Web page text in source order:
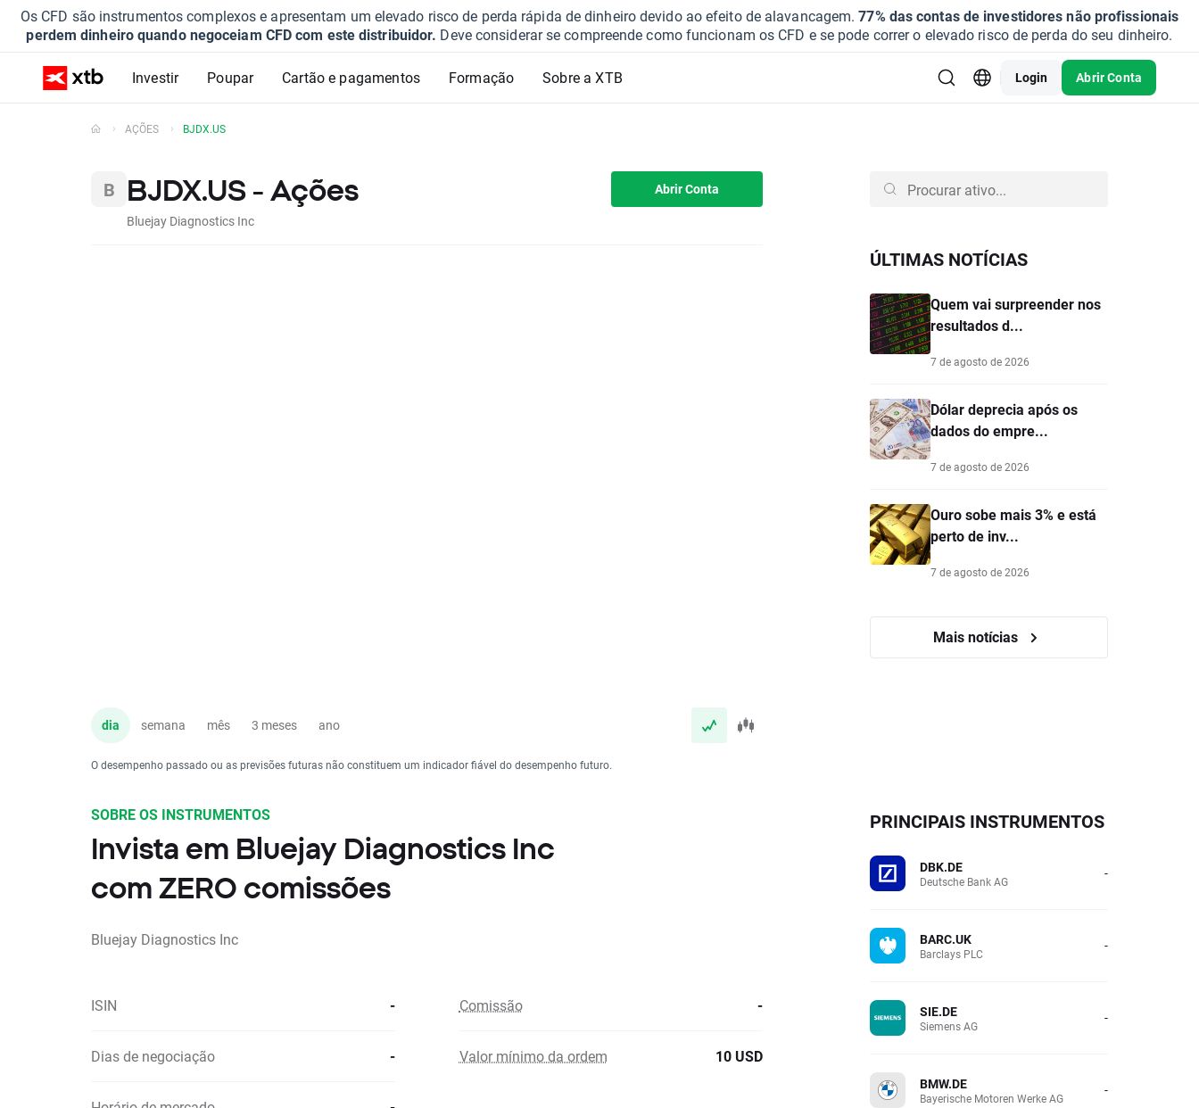
Os CFD são instrumentos complexos e apresentam um elevado risco de perda rápida de dinheiro devido ao efeito de alavancagem.77% das contas de investidores não profissionais
perdem dinheiro quando negoceiam CFD com este distribuidor. Deve considerar se compreende como funcionam os CFD e se pode correr o elevado risco de perda do seu dinheiro.
Investir Poupar Cartão e pagamentos Formação Sobre a XTB Login Abrir Conta
AÇÕES BJDX.US
BJDX.US - Ações
Bluejay Diagnostics Inc
Abrir Conta
dia semana mês 3 meses ano
O desempenho passado ou as previsões futuras não constituem um indicador fiável do desempenho futuro.
ÚLTIMAS NOTÍCIAS
Quem vai surpreender nos
resultados d...
7 de agosto de 2026
Dólar deprecia após os
dados do empre...
7 de agosto de 2026
Ouro sobe mais 3% e está
perto de inv...
7 de agosto de 2026
Mais notícias
SOBRE OS INSTRUMENTOS
Invista em Bluejay Diagnostics Inc
com ZERO comissões
Bluejay Diagnostics Inc
ISIN - Comissão -
Dias de negociação - Valor mínimo da ordem 10 USD
PRINCIPAIS INSTRUMENTOS
DBK.DE
Deutsche Bank AG -
BARC.UK
Barclays PLC -
SIE.DE
Siemens AG -
BMW.DE
Bayerische Motoren Werke AG -